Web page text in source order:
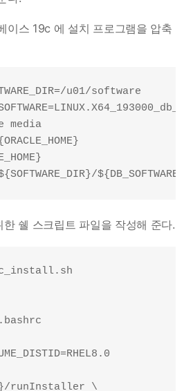
이스 19c 에 설치 프로그램을 압축
u01/software
media
쉘 스크립트 파일을 작성해 준다.
runInstaller \